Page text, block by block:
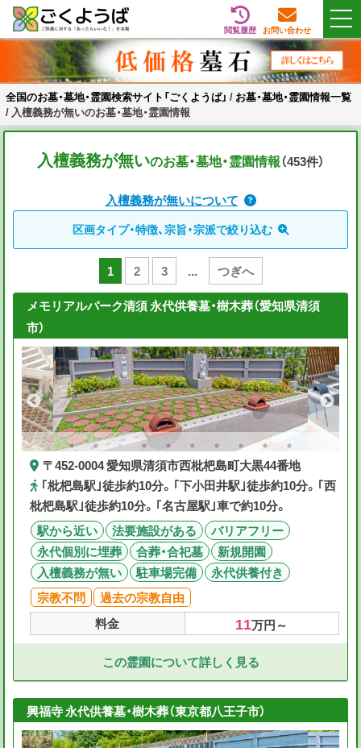
Skip
content
全国のお墓・墓地・霊園検索サイト「ごくようば」
ご供養をもっと身近に
閲覧履歴 お問い合わせ
全国のお墓・墓地・霊園検索サイト「ごくようば」 / お墓・墓地・霊園情報一覧
/ 入檀義務が無いのお墓・墓地・霊園情報
入檀義務が無いのお墓・墓地・霊園情報（453件）
入檀義務が無いについて
区画タイプ・特徴、宗旨・宗派で絞り込む
1 2 3 ...
つぎへ
メモリアルパーク清須 永代供養墓・樹木葬（愛知県清須
市）
〒452-0004 愛知県清須市西枇杷島町大黒44番地
｢枇杷島駅｣徒歩約10分。｢下小田井駅｣徒歩約10分。｢西
枇杷島駅｣徒歩約10分。｢名古屋駅｣車で約10分。
駅から近い
法要施設がある
バリアフリー
永代個別に埋葬
合葬・合祀墓
新規開園
入檀義務が無い
駐車場完備
永代供養付き
宗教不問
過去の宗教自由
料金
11万円～
この霊園について詳しく見る
興福寺 永代供養墓・樹木葬（東京都八王子市）